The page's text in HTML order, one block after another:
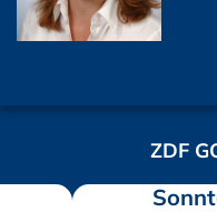
ZDF